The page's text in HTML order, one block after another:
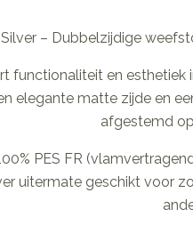
Silver – Dubbelzijdige
functionaliteit en
elegante matte zijde en
afgestemd
PES FR
uitermate geschikt voor